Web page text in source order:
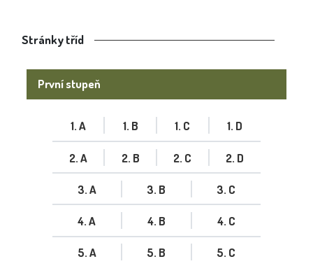
Stránky tříd
První stupeň
1. A 1. B 1. C 1. D
2. A 2. B 2. C 2. D
3. A 3. B 3. C
4. A 4. B 4. C
5. A 5. B 5. C